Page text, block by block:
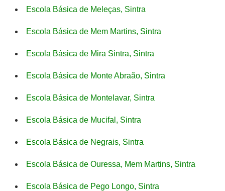
Escola Básica de Meleças, Sintra
Escola Básica de Mem Martins, Sintra
Escola Básica de Mira Sintra, Sintra
Escola Básica de Monte Abraão, Sintra
Escola Básica de Montelavar, Sintra
Escola Básica de Mucifal, Sintra
Escola Básica de Negrais, Sintra
Escola Básica de Ouressa, Mem Martins, Sintra
Escola Básica de Pego Longo, Sintra